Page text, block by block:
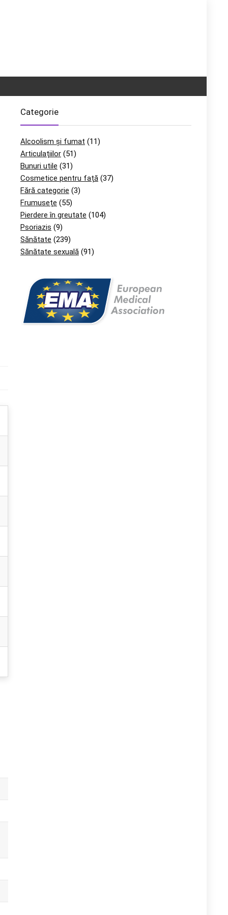
Categorie
Alcoolism și fumat (11)
Articulațiilor (51)
Bunuri utile (31)
Cosmetice pentru față (37)
Fără categorie (3)
Frumusețe (55)
Pierdere în greutate (104)
Psoriazis (9)
Sănătate (239)
Sănătate sexuală (91)